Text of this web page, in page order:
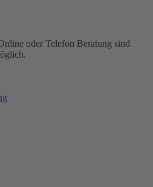
oder Telefon Beratung sind